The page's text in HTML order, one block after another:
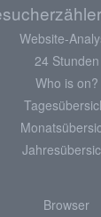
Website-
24 Stunden
Who is on?
Browser